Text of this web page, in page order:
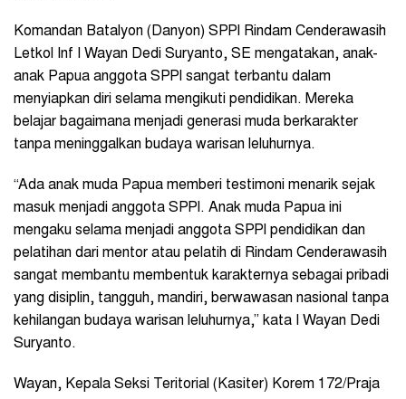
Komandan Batalyon (Danyon) SPPI Rindam Cenderawasih
Letkol Inf I Wayan Dedi Suryanto, SE mengatakan, anak-
anak Papua anggota SPPI sangat terbantu dalam
menyiapkan diri selama mengikuti pendidikan. Mereka
belajar bagaimana menjadi generasi muda berkarakter
tanpa meninggalkan budaya warisan leluhurnya.
“Ada anak muda Papua memberi testimoni menarik sejak
masuk menjadi anggota SPPI. Anak muda Papua ini
mengaku selama menjadi anggota SPPI pendidikan dan
pelatihan dari mentor atau pelatih di Rindam Cenderawasih
sangat membantu membentuk karakternya sebagai pribadi
yang disiplin, tangguh, mandiri, berwawasan nasional tanpa
kehilangan budaya warisan leluhurnya,” kata I Wayan Dedi
Suryanto.
Wayan, Kepala Seksi Teritorial (Kasiter) Korem 172/Praja